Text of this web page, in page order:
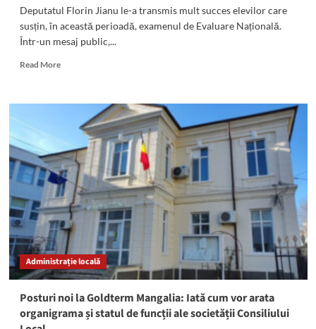
Deputatul Florin Jianu le-a transmis mult succes elevilor care
susțin, în această perioadă, examenul de Evaluare Națională.
Într-un mesaj public,...
Read MoreRead
Deputatul
Jianu:
succes
tuturor
elevilor
care
susțin
astăzi
prima
probă
a
Evaluării
Administrație locală
Posturi noi la Goldterm Mangalia: Iată cum vor arata
organigrama și statul de funcții ale societății Consiliului